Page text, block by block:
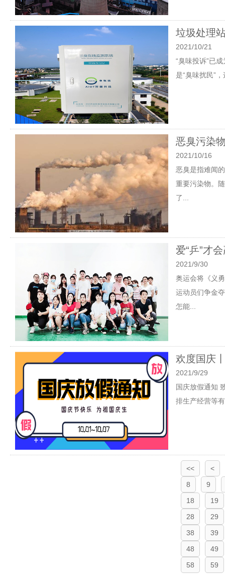
垃圾处理
2021/10/21
“臭味投诉”已
是“臭味扰民”
恶臭污染
2021/10/16
恶臭是指难闻
重要污染物。
了...
爱“乒”才
2021/9/30
奥运会将《义
运动员们争金
怎能...
欢度国庆
2021/9/29
国庆放假通知
排生产经营等
<<
<
8
9
18
19
28
29
38
39
48
49
58
59